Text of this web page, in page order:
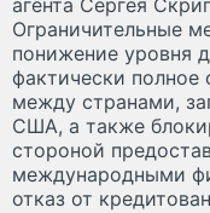
агента Сергея
Ограничительные
понижение уровня
фактически полное
между странами,
США, а также
стороной
международными
отказ от